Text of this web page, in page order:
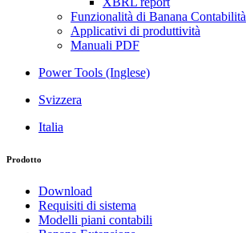
Funzionalità di Banana Contabilità
Applicativi di produttività
Manuali PDF
Power Tools (Inglese)
Svizzera
Italia
Prodotto
Download
Requisiti di sistema
Modelli piani contabili